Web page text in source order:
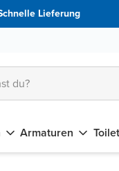
Lieferung
Armaturen